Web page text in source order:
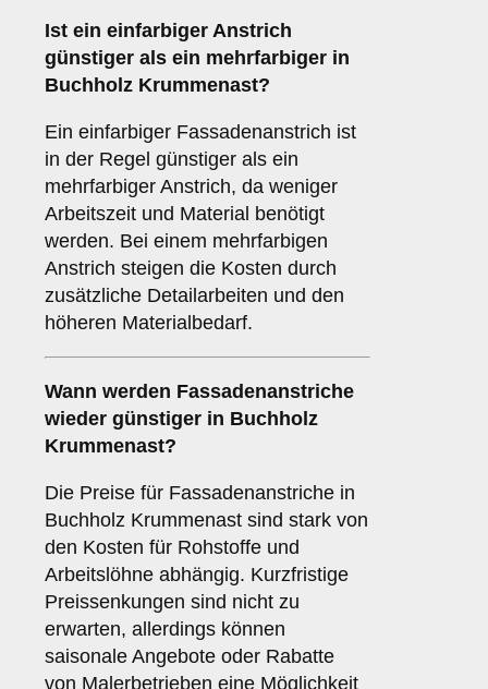
Ist ein einfarbiger Anstrich
günstiger als ein mehrfarbiger in
Buchholz Krummenast?
Ein einfarbiger Fassadenanstrich ist
in der Regel günstiger als ein
mehrfarbiger Anstrich, da weniger
Arbeitszeit und Material benötigt
werden. Bei einem mehrfarbigen
Anstrich steigen die Kosten durch
zusätzliche Detailarbeiten und den
höheren Materialbedarf.
Wann werden Fassadenanstriche
wieder günstiger in Buchholz
Krummenast?
Die Preise für Fassadenanstriche in
Buchholz Krummenast sind stark von
den Kosten für Rohstoffe und
Arbeitslöhne abhängig. Kurzfristige
Preissenkungen sind nicht zu
erwarten, allerdings können
saisonale Angebote oder Rabatte
von Malerbetrieben eine Möglichkeit